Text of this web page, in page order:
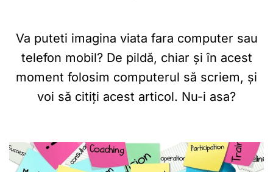
Va puteti imagina viata fara computer sau
telefon mobil? De pildă, chiar și în acest
moment folosim computerul să scriem, și
voi să citiți acest articol. Nu-i asa?